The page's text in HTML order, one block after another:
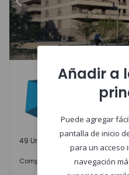
Anterior
Águas Santas, Porto
PLENO
Águas
49 Unidades disponibles
Comprar 242.000
Añadir a
Puede agregar
pantalla de inicio
para un acceso
navegación